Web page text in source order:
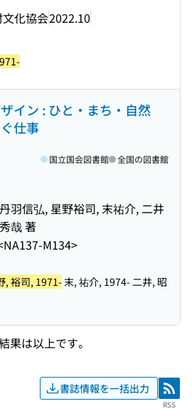
化協会2022.10
イン : ひと・まち・自然
仕事
羽信弘, 星野裕司, 末祐介, 二井
哉 著
M134>
国立国会図書館 全国の図書館
, 裕司, 1971-末, 祐介, 1974- 二井, 昭
果は以上です。
書誌情報を一括出力 RSS
RSS